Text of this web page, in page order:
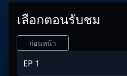
เลือกตอนรับชม
ก่อนหน้า